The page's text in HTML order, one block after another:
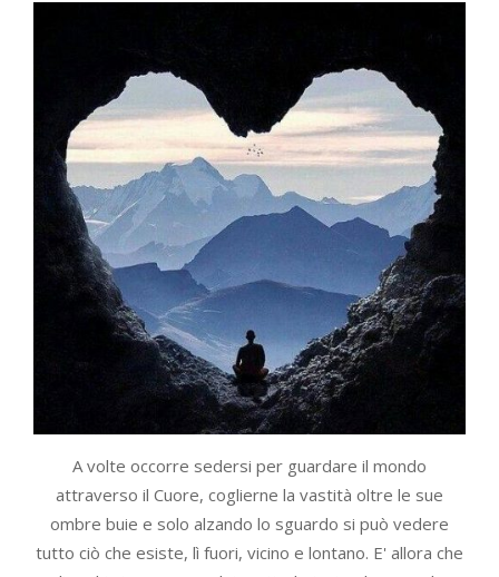
A volte occorre sedersi per guardare il mondo
attraverso il Cuore, coglierne la vastità oltre le sue
ombre buie e solo alzando lo sguardo si può vedere
tutto ciò che esiste, lì fuori, vicino e lontano. E' allora che